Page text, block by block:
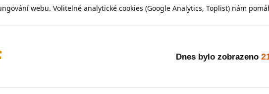
webu. Volitelné analytické cookies (Google Analytics, Toplist) nám
Dnes bylo zobrazeno